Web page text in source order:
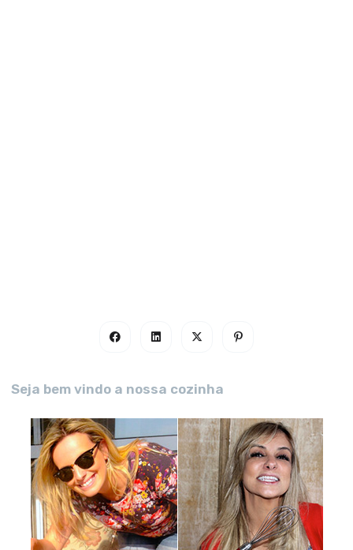
Seja bem vindo a nossa cozinha